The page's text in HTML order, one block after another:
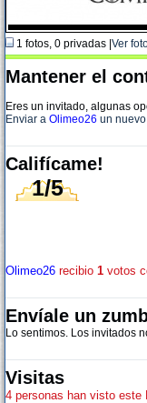
1 fotos, 0 privadas | Ver
Mantener el
Eres un invitado, algunas
Enviar a Olimeo26 un
Califícame!
1/5
Olimeo26 recibio 1 votos
Envíale un
Lo sentimos. Los invitados
Visitas
4 personas han visto este